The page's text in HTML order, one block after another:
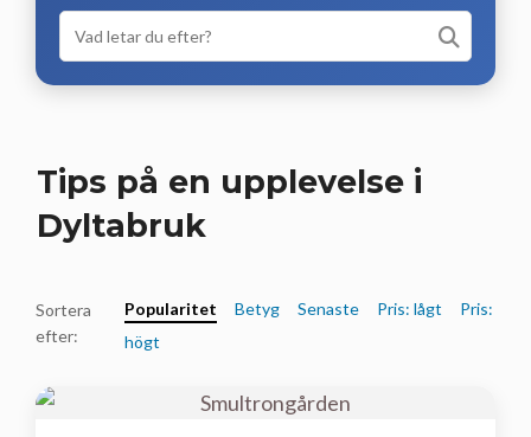
Tips på en upplevelse i
Dyltabruk
Sortera
efter:
Popularitet Betyg Senaste Pris: lågt
Pris:
högt